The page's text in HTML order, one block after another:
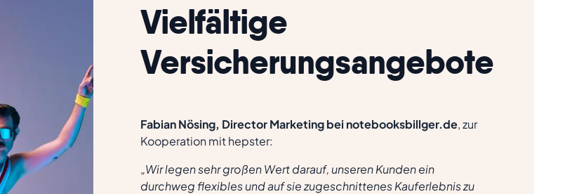
Vielfältige
Versicherungsangebote
Fabian Nösing, Director Marketing bei notebooksbillger.de, zur
Kooperation mit hepster:
„Wir legen sehr großen Wert darauf, unseren Kunden ein
durchweg flexibles und auf sie zugeschnittenes Kauferlebnis zu